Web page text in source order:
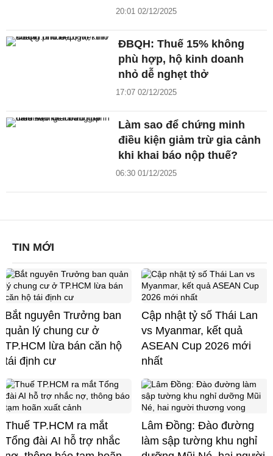
20:01 02/12/2025
ĐBQH: Thuế 15% không
phù hợp, hộ kinh doanh
nhỏ dễ nghẹt thở
17:07 02/12/2025
Làm sao để chứng minh
điều kiện giảm trừ gia cảnh
khi khai báo nộp thuế?
06:30 01/12/2025
TIN MỚI
Bắt nguyên Trưởng ban
quản lý chung cư ở
TP.HCM lừa bán căn hộ
tái định cư
Cập nhật tỷ số Thái Lan
vs Myanmar, kết quả
ASEAN Cup 2026 mới
nhất
Thuế TP.HCM ra mắt
Tổng đài AI hỗ trợ nhắc
Lâm Đồng: Đào đường
làm sập tường khu nghỉ